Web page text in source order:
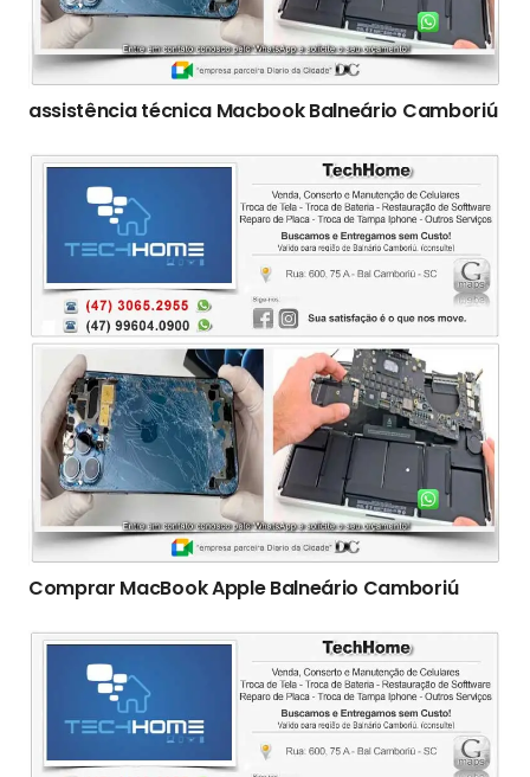
assistência técnica Macbook Balneário Camboriú
Comprar MacBook Apple Balneário Camboriú